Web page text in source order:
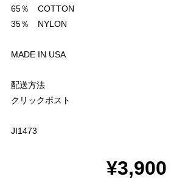
65％ COTTON
35％ NYLON
MADE IN USA
配送方法
クリックポスト
JI1473
¥3,900